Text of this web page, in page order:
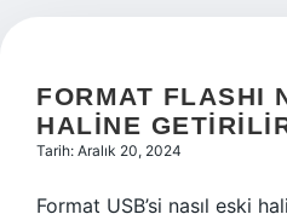
FORMAT FLASHI
HALINE
Tarih: Aralık 20, 2024
Format USB’si nasıl eski